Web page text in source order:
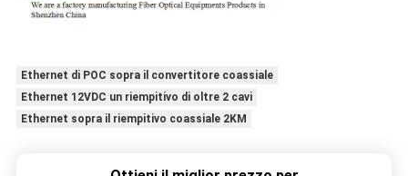
Ethernet di POC sopra il convertitore coassiale
Ethernet 12VDC un riempitivo di oltre 2 cavi
Ethernet sopra il riempitivo coassiale 2KM